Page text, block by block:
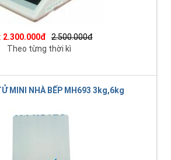
2.300.000đ 2.500.000đ
Theo từng thời kì
MINI NHÀ BẾP MH693 3kg,6kg